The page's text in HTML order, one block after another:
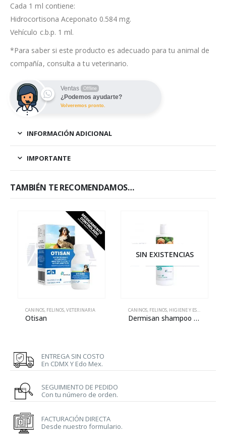
Cada 1 ml contiene:
Hidrocortisona Aceponato 0.584 mg.
Vehículo c.b.p. 1 ml.
*Para saber si este producto es adecuado para tu animal de
compañía, consulta a tu veterinario.
Ventas Offline
¿Podemos ayudarte?
Volveremos pronto.
INFORMACIÓN ADICIONAL
IMPORTANTE
TAMBIÉN TE RECOMENDAMOS…
CANINOS, FELINOS,VETERINARIA
Otisan
SIN EXISTENCIAS
CANINOS, FELINOS, HIGIENE Y ESTÉTICA
Dermisan shampoo – 240 ml
ENTREGA SIN COSTO
En CDMX Y Edo Mex.
SEGUIMIENTO DE PEDIDO
Con tu número de orden.
FACTURACIÓN DIRECTA
Desde nuestro formulario.